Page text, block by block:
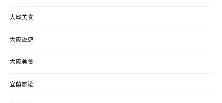
大邱美食
大阪旅遊
大阪美食
宜蘭旅遊